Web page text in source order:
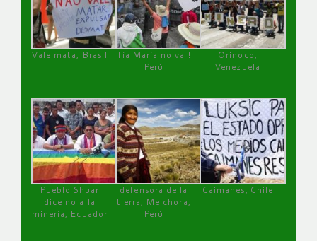
Vale mata, Brasil
Tía María no va !
Perú
Orinoco,
Venezuela
Pueblo Shuar
dice no a la
minería, Ecuador
defensora de la
tierra, Melchora,
Perú
Caimanes, Chile